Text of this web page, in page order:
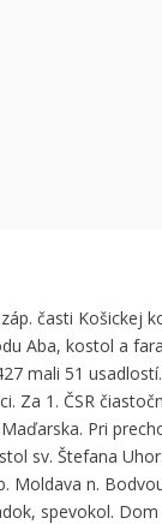
časti Košickej
Aba, kostol a
mali 51
Za 1. ČSR
Pri
sv. Štefana
Moldava n.
spevokol.